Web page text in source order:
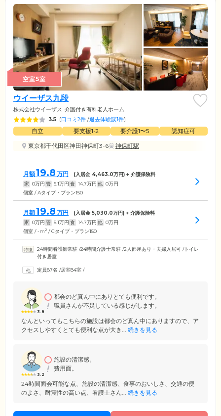
空室5室
ウイーザス九段
株式会社ウイーザス 介護付き有料老人ホーム
3.5 (口コミ2件 /退去体験談1件)
自立 要支援1•2 要介護1〜5
認知症可
東京都千代田区神田神保町3-6
神保町駅
月額19.8 万円 (入居金 4,463.0万円) + 介護保険料
家 0万円 管 5.1万円 食 14.7万円 他 0万円
個室 / Aタイプ・プラン150
月額19.8 万円 (入居金 5,030.0万円) + 介護保険料
家 0万円 管 5.1万円 食 14.7万円 他 0万円
個室 / -m2 / Cタイプ・プラン150
24時間看護師常駐 /24時間介護士常駐 /2人部屋あり・夫婦入居可 /トイレ
付き居室
定員87名 /居室84室 /
3.8
都会のど真ん中にありとても便利です。
職員さんが不足している感じがします。
なんといってもこちらの施設は都会のど真ん中にありますので、ア
クセスしやすくとても便利な点が大き... 続きを見る
3.2
施設の清潔感。
費用面。
24時間面会可能な点、施設の清潔感、食事のおいしさ、交通の便
のよさ、耐震性の高い点、看護士さん... 続きを見る